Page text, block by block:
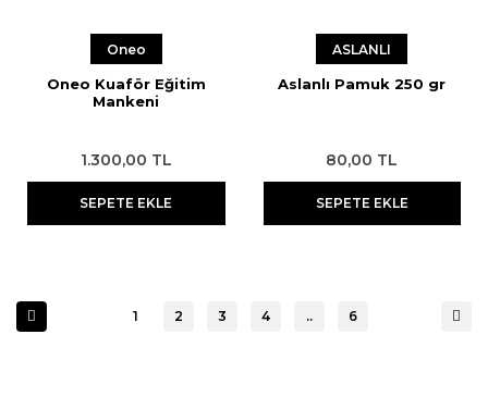
Oneo
Oneo Kuaför Eğitim
Mankeni
1.300,00 TL
SEPETE EKLE
ASLANLI
Aslanlı Pamuk 250 gr
80,00 TL
SEPETE EKLE
1 2 3 4 .. 6